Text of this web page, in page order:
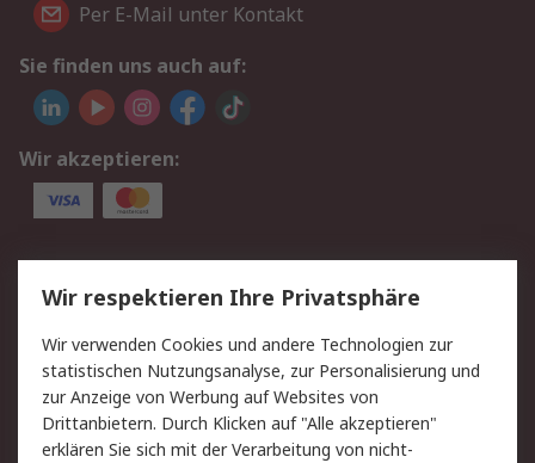
Per E-Mail unter Kontakt
Sie finden uns auch auf:
Wir akzeptieren:
Service
Value Added Services
Lieferlösungen
Rücksendungen
Kontakt
Hilfe
Privatkunden
Rechtliches
Wir respektieren Ihre Privatsphäre
Wir verwenden Cookies und andere Technologien zur
statistischen Nutzungsanalyse, zur Personalisierung und
zur Anzeige von Werbung auf Websites von
Drittanbietern. Durch Klicken auf "Alle akzeptieren"
erklären Sie sich mit der Verarbeitung von nicht-